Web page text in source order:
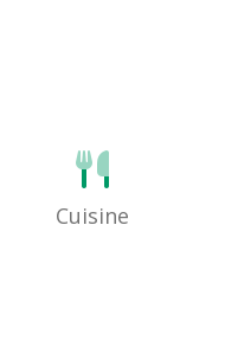
Cuisine